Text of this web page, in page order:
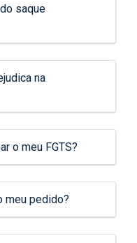
saque
na
o meu FGTS?
meu pedido?